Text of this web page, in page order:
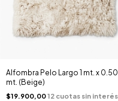
Alfombra Pelo Largo 1 mt. x 0.50
mt. (Beige)
$19.900,00